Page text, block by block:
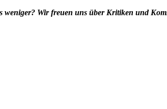
weniger? Wir freuen uns über Kritiken und